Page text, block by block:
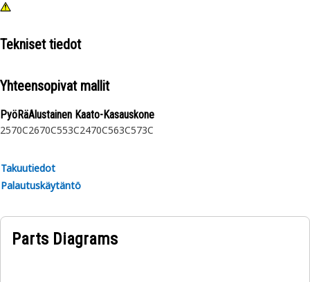
Tekniset tiedot
Yhteensopivat mallit
PyöRäAlustainen Kaato-Kasauskone
2570C2670C553C2470C563C573C
Takuutiedot
Palautuskäytäntö
Parts Diagrams